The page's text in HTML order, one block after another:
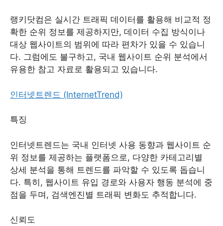
랭키닷컴은 실시간 트래픽 데이터를 활용해 비교적 정
확한 순위 정보를 제공하지만, 데이터 수집 방식이나
대상 웹사이트의 범위에 따라 편차가 있을 수 있습니
다. 그럼에도 불구하고, 국내 웹사이트 순위 분석에서
유용한 참고 자료로 활용되고 있습니다.
인터넷트렌드 (InternetTrend)
특징
인터넷트렌드는 국내 인터넷 사용 동향과 웹사이트 순
위 정보를 제공하는 플랫폼으로, 다양한 카테고리별
상세 분석을 통해 트렌드를 파악할 수 있도록 돕습니
다. 특히, 웹사이트 유입 경로와 사용자 행동 분석에 중
점을 두며, 검색엔진별 트래픽 변화도 추적합니다.
신뢰도